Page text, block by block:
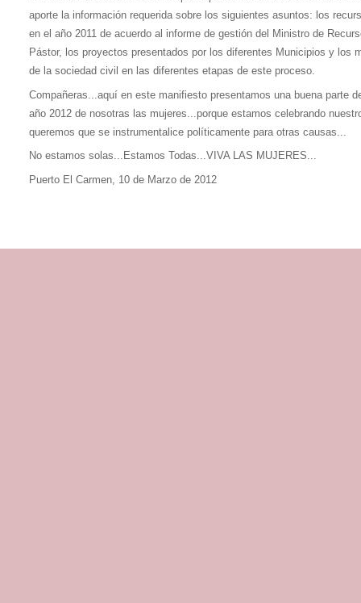
aporte la información requerida sobre los siguientes asuntos: los
en el año 2011 de acuerdo al informe de gestión del Ministro de
Pástor, los proyectos presentados por los diferentes Municipios y los
de la sociedad civil en las diferentes etapas de este proceso.
Compañeras...aquí en este manifiesto presentamos una buena parte
año 2012 de nosotras las mujeres...porque estamos celebrando
queremos que se instrumentalice políticamente para otras causas...
No estamos solas...Estamos Todas...VIVA LAS MUJERES...
Puerto El Carmen, 10 de Marzo de 2012